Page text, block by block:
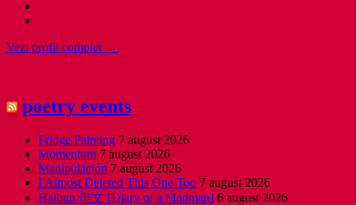
Vezi profil complet →
poetry events
Fridge Painting 7 august 2026
Momentum 7 august 2026
Manipulación 7 august 2026
I Almost Deleted This One Too 7 august 2026
Haibun 俳文 [Diary of a Madman] 6 august 2026